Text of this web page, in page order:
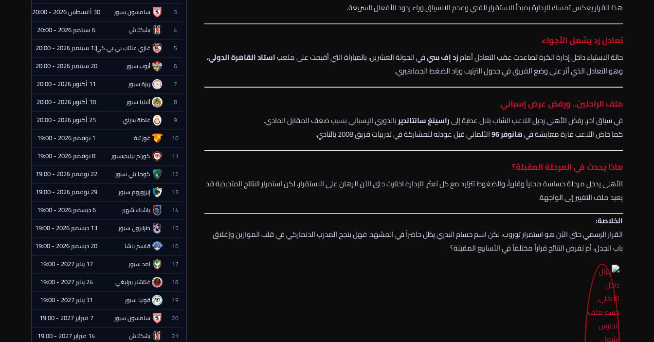
هذا القرار يعكس تمسك الإدارة بمبدأ الاستقرار الفني وعدم الانسياق وراء ردود الأفعال السريعة.
تعادل زد يشعل الأجواء
حالة الاستياء داخل إدارة الكرة تصاعدت عقب التعادل أمامزد إف سيفي الجولة العشرين، بالمباراة التي أقيمت على ملعباستاد القاهرة الدولي،
وهو التعادل الذي أثر على وضع الفريق في جدول الترتيب وزاد الضغط الجماهيري.
ملف الراحلين.. ورفض عرض إسباني
في سياق آخر، رفض الأهلي رحيل اللاعب الشاب بلال عطية إلىراسينغ سانتانديربالدوري الإسباني بسبب ضعف المقابل المادي.
كما خاض اللاعب فترة معايشة فيهانوفر 96 الألماني قبل عودته للمشاركة في تدريبات فريق 2008 بالنادي.
ماذا يحدث في المرحلة المقبلة؟
الأهلي يدخل مرحلة حساسة محلياً وقارياً، والضغوط تتزايد مع كل تعثر. الإدارة اختارت حتى الآن الرهان على الاستقرار، لكن استمرار النتائج المتذبذبة قد
يعيد ملف التغيير إلى الواجهة.
الخلاصة:
القرار الرسمي حتى الآن هو استمرار توروب، لكن اسم حسام البدري يظل حاضراً في المشهد. فهل ينجح المدرب الدنماركي في قلب الموازين وإغلاق
باب الجدل، أم تفرض النتائج قراراً مختلفاً في الأسابيع المقبلة؟
3 سامسون سبور 30 أغسطس 2026 - 20:00
4 بشكتاش 6 سبتمبر 2026 - 20:00
5 غازي عنتاب بي.بي.كي.13 سبتمبر 2026 - 20:00
6 أيوب سبور 20 سبتمبر 2026 - 20:00
7 ريزة سبور 11 أكتوبر 2026 - 20:00
8 ألانيا سبور 18 أكتوبر 2026 - 20:00
9 غلطة سراي 25 أكتوبر 2026 - 20:00
10 غوز تبة 1 نوفمبر 2026 - 19:00
11 كورام بيليديسبور 8 نوفمبر 2026 - 19:00
12 كوجا يلي سبور 22 نوفمبر 2026 - 19:00
13 إيرزوروم سبور 29 نوفمبر 2026 - 19:00
14 باشاك شهير 6 ديسمبر 2026 - 19:00
15 طرابزون سبور 13 ديسمبر 2026 - 19:00
16 قاسم باشا 20 ديسمبر 2026 - 19:00
17 آمد سبور 17 يناير 2027 - 19:00
18 غنتشلر بيرليغي 24 يناير 2027 - 19:00
19 قونيا سبور 31 يناير 2027 - 19:00
20 سامسون سبور 7 فبراير 2027 - 19:00
21 بشكتاش 14 فبراير 2027 - 19:00